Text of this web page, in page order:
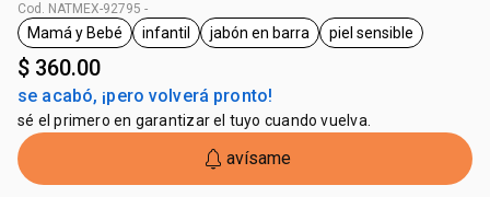
Cod. NATMEX-92795 -
etiqueta Mamá y Bebé
Mamá y Bebé
etiqueta infantil
infantil
etiqueta jabón en barra
jabón en barra
etiqueta piel
piel sensible
$ 360.00
se acabó, ¡pero volverá pronto!
sé el primero en garantizar el tuyo cuando vuelva.
avísame